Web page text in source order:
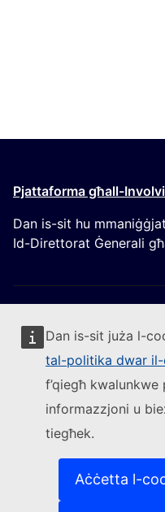
Dan is-sit juża l-
tal-politika dwar
f’qiegħ
informazzjoni u
tiegħek.
Aċċetta l-
Pjattaforma għall-
Dan is-sit hu
Id-Direttorat Ġenerali
Segwi lill-Kummissjoni
Ikkuntattjana(Link
Irrapporta vulnerabbiltà
Il-lingwi fuq is-siti web
(Link esterna)
Politika ta’ privatezza